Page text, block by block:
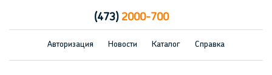
(473)2000-700
Авторизация Новости Каталог Справка